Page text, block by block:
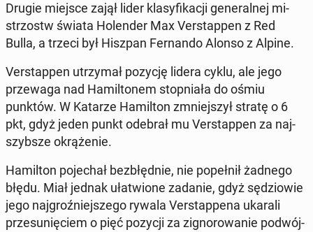
Drugie miejsce zajął lider kla­sy­fi­ka­cji ge­ne­ral­nej mi­
strzostw świata Ho­len­der Max Ver­stap­pen z Red
Bulla, a trzeci był Hiszpan Fer­nan­do Alonso z Alpine.
Ver­stap­pen utrzy­mał pozycję lidera cyklu, ale jego
prze­wa­ga nad Ha­mil­to­nem stop­nia­ła do ośmiu
punktów. W Katarze Ha­mil­ton zmniej­szył stratę o 6
pkt, gdyż jeden punkt odebrał mu Ver­stap­pen za naj­
szyb­sze okrą­że­nie.
Ha­mil­ton po­je­chał bez­błęd­nie, nie po­peł­nił żadnego
błędu. Miał jednak uła­twio­ne zadanie, gdyż sę­dzio­wie
jego naj­groź­niej­sze­go rywala Ver­stap­pe­na ukarali
prze­su­nię­ciem o pięć pozycji za zi­gno­ro­wa­nie po­dwój­